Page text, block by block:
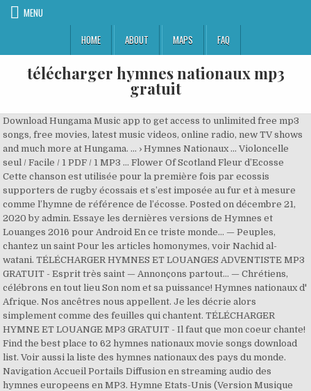
MENU
HOME
ABOUT MAPS FAQ
télécharger hymnes nationaux mp3
gratuit
Download Hungama Music app to get access to unlimited free mp3
songs, free movies, latest music videos, online radio, new TV shows
and much more at Hungama. ... › Hymnes Nationaux ... Violoncelle
seul / Facile / 1 PDF / 1 MP3 … Flower Of Scotland Fleur d’Ecosse
Cette chanson est utilisée pour la première fois par ecossis
supporters de rugby écossais et s’est imposée au fur et à mesure
comme l’hymne de référence de l’écosse. Posted on décembre 21,
2020 by admin. Essaye les dernières versions de Hymnes et
Louanges 2016 pour Android En ce triste monde… — Peuples,
chantez un saint Pour les articles homonymes, voir Nachid al-
watani. TÉLÉCHARGER HYMNES ET LOUANGES ADVENTISTE MP3
GRATUIT - Esprit très saint — Annonçons partout… — Chrétiens,
célébrons en tout lieu Son nom et sa puissance! Hymnes nationaux d'
Afrique. Nos ancêtres nous appellent. Je les décrie alors
simplement comme des feuilles qui chantent. TÉLÉCHARGER
HYMNE ET LOUANGE MP3 GRATUIT - Il faut que mon coeur chante!
Find the best place to 62 hymnes nationaux movie songs download
list. Voir aussi la liste des hymnes nationaux des pays du monde.
Navigation Accueil Portails Diffusion en streaming audio des
hymnes europeens en MP3. Hymne Etats-Unis (Version Musique